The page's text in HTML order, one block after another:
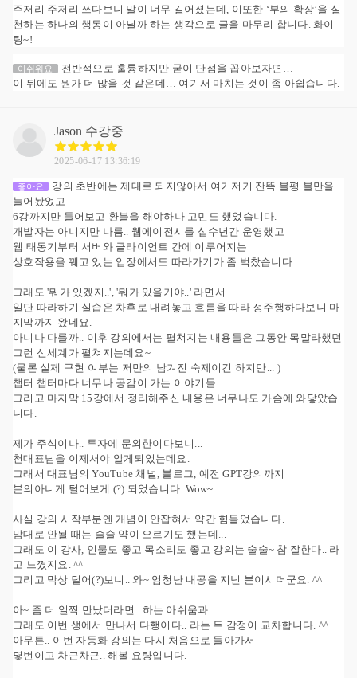
주저리 주저리 쓰다보니 말이 너무 길어졌는데, 이또한 ‘부의 확장’을 실
천하는 하나의 행동이 아닐까 하는 생각으로 글을 마무리 합니다. 화이
팅~!
아쉬워요
전반적으로 훌륭하지만 굳이 단점을 꼽아보자면…
이 뒤에도 뭔가 더 많을 것 같은데… 여기서 마치는 것이 좀 아쉽습니다.
Jason 수강중
2025-06-17 13:36:19
좋아요
강의 초반에는 제대로 되지않아서 여기저기 잔뜩 불평 불만을
늘어놨었고
6강까지만 들어보고 환불을 해야하나 고민도 했었습니다.
개발자는 아니지만 나름.. 웹에이전시를 십수년간 운영했고
웹 태동기부터 서버와 클라이언트 간에 이루어지는
상호작용을 꿰고 있는 입장에서도 따라가기가 좀 벅찼습니다.
그래도 '뭐가 있겠지..', '뭐가 있을거야..' 라면서
일단 따라하기 실습은 차후로 내려놓고 흐름을 따라 정주행하다보니 마
지막까지 왔네요.
아니나 다를까.. 이후 강의에서는 펼쳐지는 내용들은 그동안 목말라했던
그런 신세계가 펼쳐지는데요~
(물론 실제 구현 여부는 저만의 남겨진 숙제이긴 하지만... )
챕터 챕터마다 너무나 공감이 가는 이야기들...
그리고 마지막 15강에서 정리해주신 내용은 너무나도 가슴에 와닿았습
니다.
제가 주식이나.. 투자에 문외한이다보니...
천대표님을 이제서야 알게되었는데요.
그래서 대표님의 YouTube 채널, 블로그, 예전 GPT강의까지
본의아니게 털어보게 (?) 되었습니다. Wow~
사실 강의 시작부분엔 개념이 안잡혀서 약간 힘들었습니다.
맘대로 안될 때는 슬슬 약이 오르기도 했는데...
그래도 이 강사, 인물도 좋고 목소리도 좋고 강의는 술술~ 참 잘한다.. 라
고 느꼈지요. ^^
그리고 막상 털어(?)보니.. 와~ 엄청난 내공을 지닌 분이시더군요. ^^
아~ 좀 더 일찍 만났더라면.. 하는 아쉬움과
그래도 이번 생에서 만나서 다행이다.. 라는 두 감정이 교차합니다. ^^
아무튼.. 이번 자동화 강의는 다시 처음으로 돌아가서
몇번이고 차근차근.. 해볼 요량입니다.